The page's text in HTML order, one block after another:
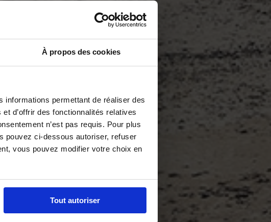
À propos des cookies
informations permettant de réaliser des
d’offrir des fonctionnalités relatives
n’est pas requis. Pour plus
pouvez ci-dessous autoriser, refuser
vous pouvez modifier votre choix en
Tout autoriser